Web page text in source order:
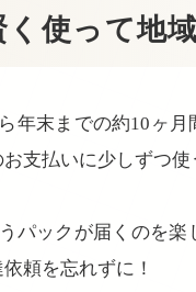
く使って地
年末までの約10ヶ
支払いに少しずつ
パックが届くのを
頼を忘れずに！